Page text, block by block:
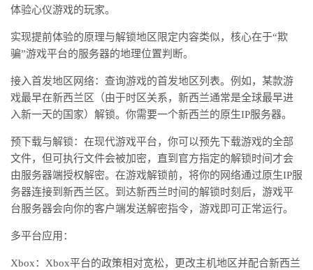
体验心仪游戏的玩家。
实现提前体验的原理与解锁地区限定内容类似，核心在于“欺
骗”游戏平台的服务器的地理位置判断。
接入首发地区网络：查询游戏的首发地区列表。例如，某款游
戏最早在新西兰区（由于时区关系，新西兰通常是全球最早进
入新一天的国家）解锁。你需要一个新西兰的原生IP服务器。
预下载与解锁：在现代游戏平台，你可以预先下载游戏的全部
文件，但可执行文件会被加密，直到官方指定的解锁时间才会
由服务器端授权解密。在游戏解锁前，将你的网络通过原生IP服
务器连接到新西兰区。到达新西兰时间的解锁时刻后，游戏平
台服务器会向你的客户端发送解密指令，游戏即可正常运行。
多平台应用：
Xbox：Xbox平台的政策相对宽松，更改主机地区并配合新西兰